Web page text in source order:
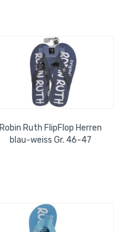
Robin Ruth FlipFlop Herren
blau-weiss Gr. 46-47